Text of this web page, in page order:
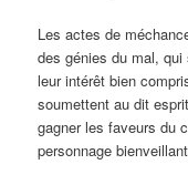
Les actes de
des génies du mal,
leur intérêt bien
soumettent au dit
gagner les faveurs du
personnage